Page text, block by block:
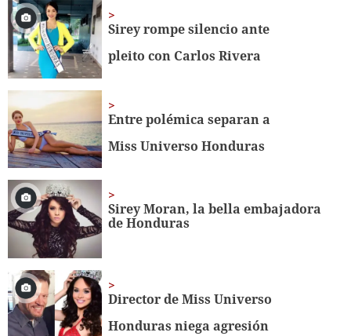
minute,
14
seconds
Sirey rompe silencio ante
pleito con Carlos Rivera
Entre polémica separan a
Miss Universo Honduras
Sirey Moran, la bella embajadora
de Honduras
Director de Miss Universo
Honduras niega agresión